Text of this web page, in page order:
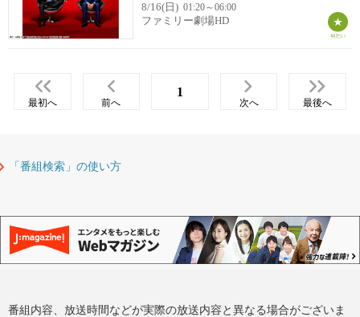
8/16(日) 01:20～06:00
ファミリー劇場HD
最初へ 前へ
1
次へ 最後へ
「番組検索」の使い方
番組内容、放送時間などが実際の放送内容と異なる場合がございま